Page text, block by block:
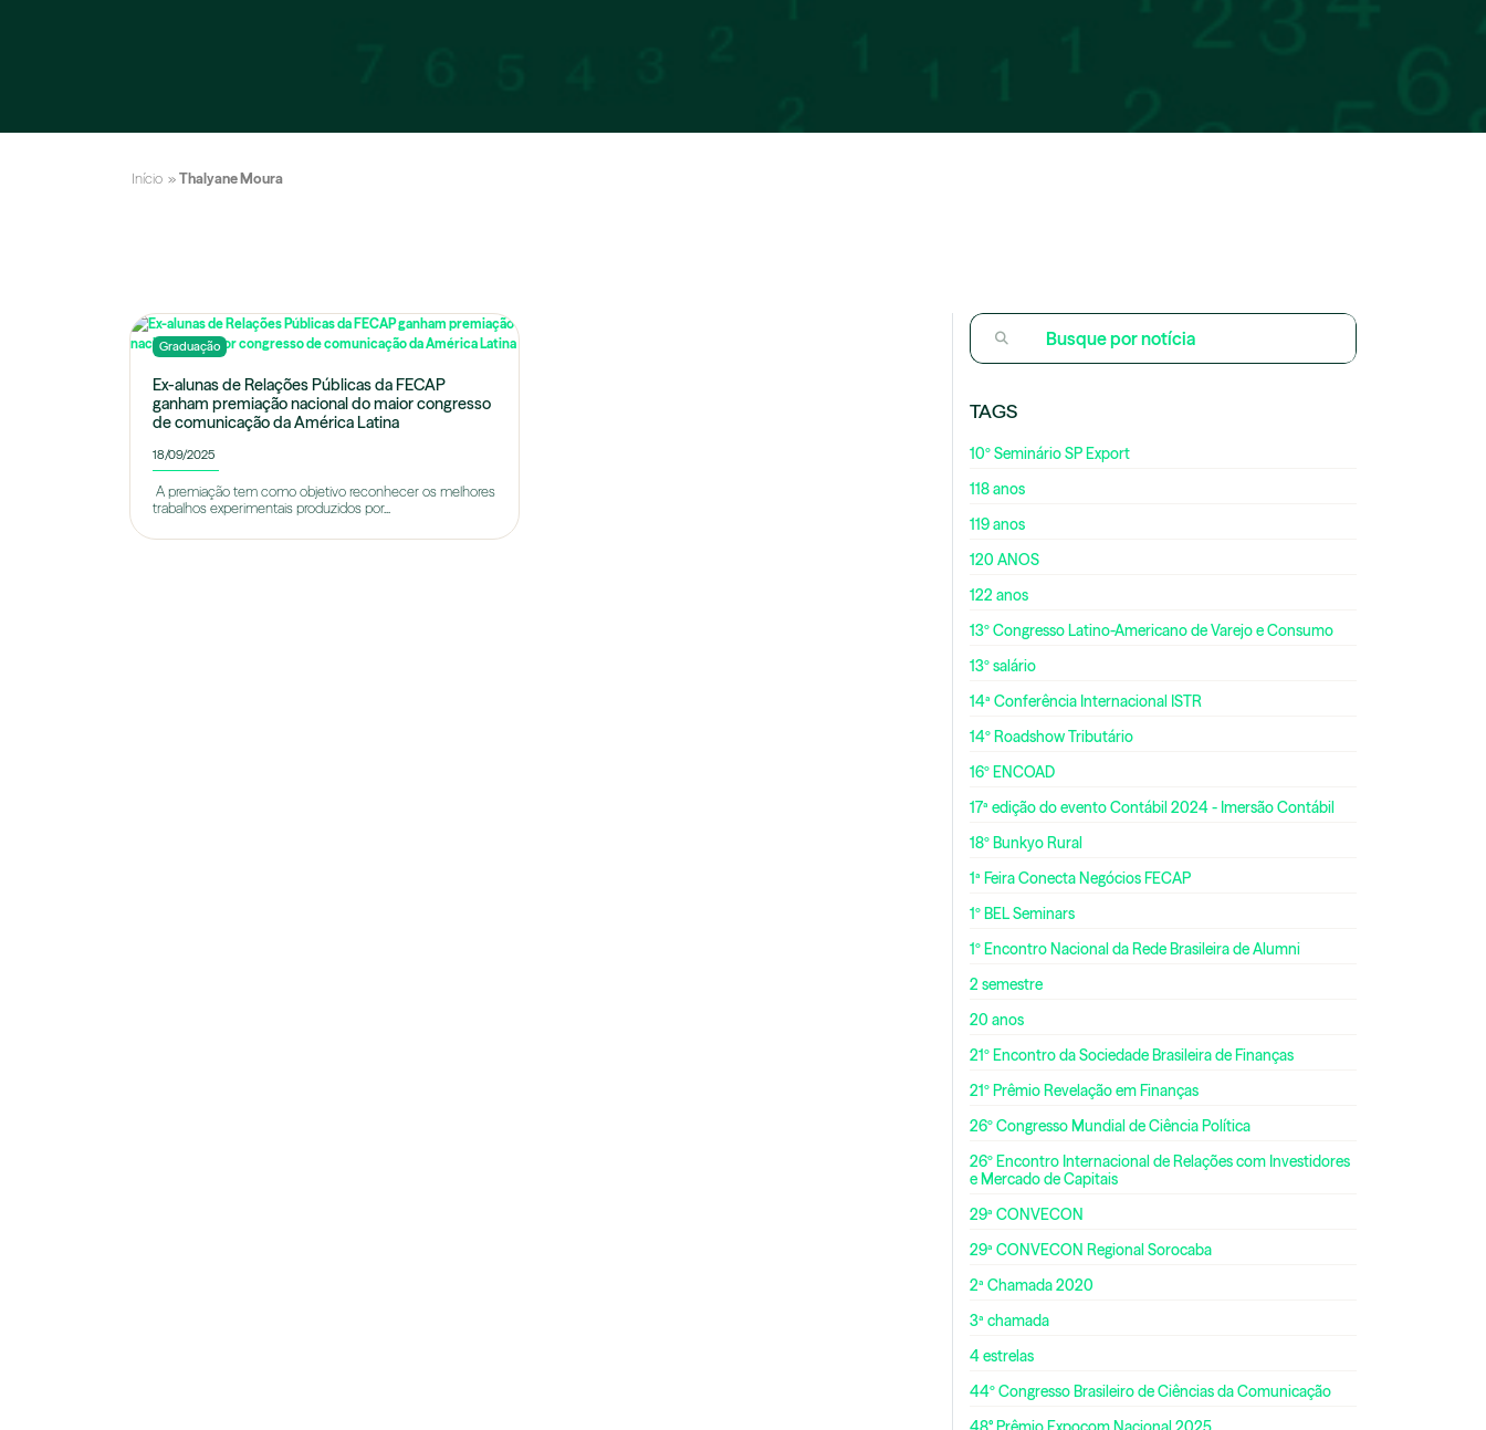
Início » Thalyane Moura
Graduação
Ex-alunas de Relações Públicas da FECAP
ganham premiação nacional do maior congresso
de comunicação da América Latina
18/09/2025
A premiação tem como objetivo reconhecer os melhores
trabalhos experimentais produzidos por...
TAGS
10º Seminário SP Export
118 anos
119 anos
120 ANOS
122 anos
13º Congresso Latino-Americano de Varejo e Consumo
13º salário
14ª Conferência Internacional ISTR
14º Roadshow Tributário
16º ENCOAD
17ª edição do evento Contábil 2024 - Imersão Contábil
18º Bunkyo Rural
1ª Feira Conecta Negócios FECAP
1º BEL Seminars
1º Encontro Nacional da Rede Brasileira de Alumni
2 semestre
20 anos
21º Encontro da Sociedade Brasileira de Finanças
21º Prêmio Revelação em Finanças
26º Congresso Mundial de Ciência Política
26º Encontro Internacional de Relações com Investidores
e Mercado de Capitais
29ª CONVECON
29ª CONVECON Regional Sorocaba
2ª Chamada 2020
3ª chamada
4 estrelas
44º Congresso Brasileiro de Ciências da Comunicação